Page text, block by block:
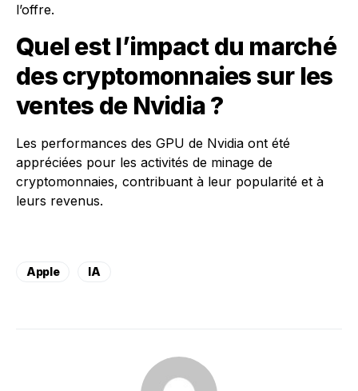
l’offre.
Quel est l’impact du marché
des cryptomonnaies sur les
ventes de Nvidia ?
Les performances des GPU de Nvidia ont été
appréciées pour les activités de minage de
cryptomonnaies, contribuant à leur popularité et à
leurs revenus.
Apple IA